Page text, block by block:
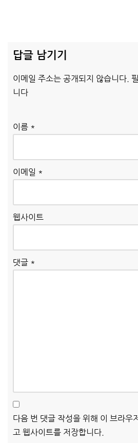
답글 남기기
이메일 주소는 공개되지 않습니다.
니다
이름 *
이메일 *
웹사이트
댓글 *
다음 번 댓글 작성을 위해 이 브라우
고 웹사이트를 저장합니다.